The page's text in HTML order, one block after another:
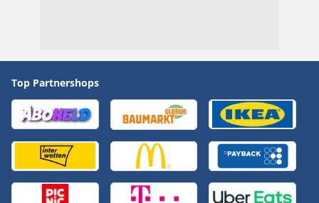
Top Partnershops